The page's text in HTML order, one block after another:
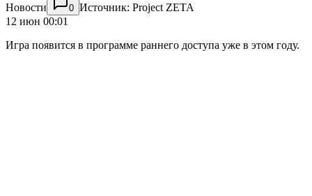
Новости 0 Источник: Project ZETA
12 июн 00:01
Игра появится в программе раннего доступа уже в этом году.